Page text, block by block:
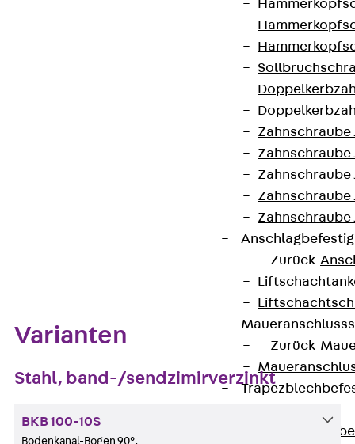
Zahnschraube
Zahnschraube
Zahnschraube
Zahnschraube
Zahnschraube
Zurück
Zurück
300 mm ein Trennsteg und ab einer Breite von ≥
500 mm zwei Trennstege verbaut werden. Der
Bogen wird in die Bodenkanäle eingeschoben und
Varianten
Stahl, band-/sendzimirverzinkt
BKB 100-10S
Bodenkanal-Bogen 90°,